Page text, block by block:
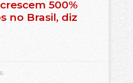
500%
no Brasil, diz